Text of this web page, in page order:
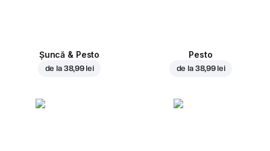
Șuncă & Pesto
de la 38,99 lei
Pesto
de la 38,99 lei